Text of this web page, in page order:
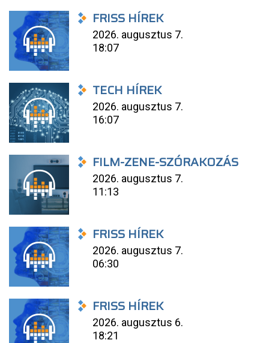
FRISS HÍREK
2026. augusztus 7.
18:07
TECH HÍREK
2026. augusztus 7.
16:07
FILM-ZENE-SZÓRAKOZÁS
2026. augusztus 7.
11:13
FRISS HÍREK
2026. augusztus 7.
06:30
FRISS HÍREK
2026. augusztus 6.
18:21